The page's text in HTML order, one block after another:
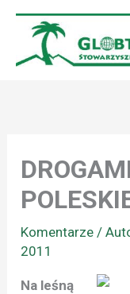
Przejdź
treści
Komentarze /
2011
Na leśną